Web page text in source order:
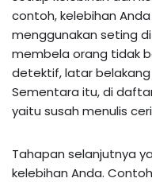
contoh, kelebihan
menggunakan seting
membela orang tidak
detektif, latar belakang
Sementara itu, di
yaitu susah menulis
Tahapan selanjutnya
kelebihan Anda.